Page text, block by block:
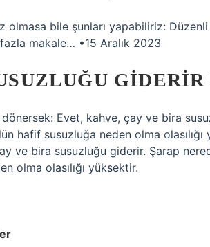
olmasa bile şunları yapabiliriz:
makale… •15 Aralık 2023
Evet, kahve, çay ve bira
hafif susuzluğa neden olma
ve bira susuzluğu giderir. Şarap
olma olasılığı yüksektir.